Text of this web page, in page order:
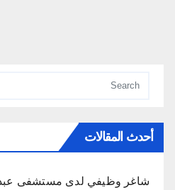
أحدث المقالات
شاغر وظيفي لدى مستشفى عبد